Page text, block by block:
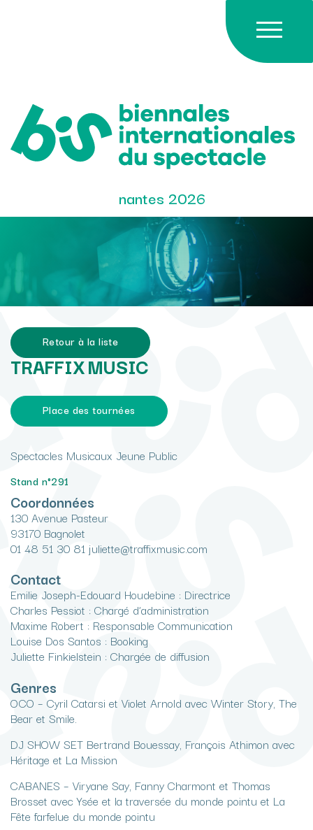
nantes 2026
Retour à la liste
TRAFFIX MUSIC
Place des tournées
Spectacles Musicaux Jeune Public
Stand n°291
Coordonnées
130 Avenue Pasteur
93170 Bagnolet
01 48 51 30 81 juliette@traffixmusic.com
Contact
Emilie Joseph-Edouard Houdebine : Directrice
Charles Pessiot : Chargé d’administration
Maxime Robert : Responsable Communication
Louise Dos Santos : Booking
Juliette Finkielstein : Chargée de diffusion
Genres
OCO – Cyril Catarsi et Violet Arnold avec Winter Story, The
Bear et Smile.
DJ SHOW SET Bertrand Bouessay, François Athimon avec
Héritage et La Mission
CABANES – Viryane Say, Fanny Charmont et Thomas
Brosset avec Ysée et la traversée du monde pointu et La
Fête farfelue du monde pointu